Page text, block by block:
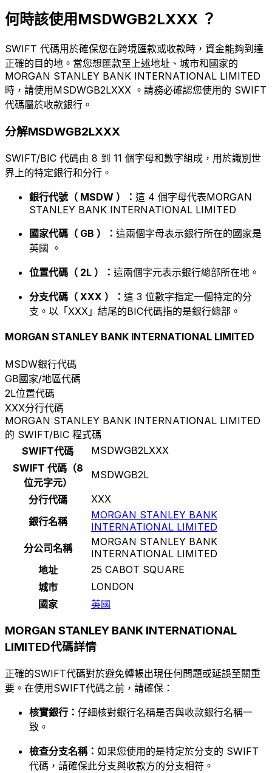
何時該使用MSDWGB2LXXX ？
SWIFT 代碼用於確保您在跨境匯款或收款時，資金能夠到達
正確的目的地。當您想匯款至上述地址、城市和國家的
MORGAN STANLEY BANK INTERNATIONAL LIMITED
時，請使用MSDWGB2LXXX 。請務必確認您使用的 SWIFT
代碼屬於收款銀行。
分解MSDWGB2LXXX
SWIFT/BIC 代碼由 8 到 11 個字母和數字組成，用於識別世
界上的特定銀行和分行。
銀行代號（ MSDW ）： 這 4 個字母代表MORGAN
STANLEY BANK INTERNATIONAL LIMITED
國家代碼（ GB ）： 這兩個字母表示銀行所在的國家是
英國 。
位置代碼（ 2L ）： 這兩個字元表示銀行總部所在地。
分支代碼（ XXX ）： 這 3 位數字指定一個特定的分
支。以「XXX」結尾的BIC代碼指的是銀行總部。
MORGAN STANLEY BANK INTERNATIONAL LIMITED
MSDW銀行代碼
GB國家/地區代碼
2L位置代碼
XXX分行代碼
MORGAN STANLEY BANK INTERNATIONAL LIMITED
的 SWIFT/BIC 程式碼
SWIFT代碼
MSDWGB2LXXX
SWIFT 代碼（8
位元字元）
MSDWGB2L
分行代碼
XXX
銀行名稱
MORGAN STANLEY BANK
INTERNATIONAL LIMITED
分公司名稱
MORGAN STANLEY BANK
INTERNATIONAL LIMITED
地址
25 CABOT SQUARE
城市
LONDON
國家
英國
MORGAN STANLEY BANK INTERNATIONAL
LIMITED代碼詳情
正確的SWIFT代碼對於避免轉帳出現任何問題或延誤至關重
要。在使用SWIFT代碼之前，請確保：
核實銀行： 仔細核對銀行名稱是否與收款銀行名稱一
致。
檢查分支名稱： 如果您使用的是特定於分支的 SWIFT
代碼，請確保此分支與收款方的分支相符。